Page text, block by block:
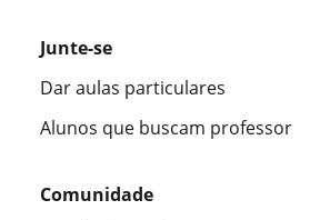
Junte-se
Dar aulas particulares
Alunos que buscam professor
Comunidade